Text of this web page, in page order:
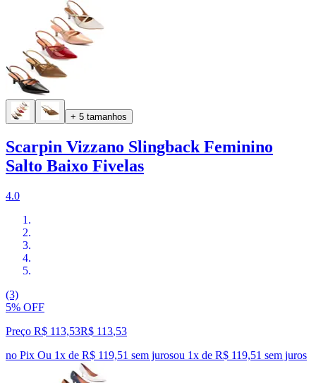
+ 5 tamanhos
Scarpin Vizzano Slingback Feminino
Salto Baixo Fivelas
4.0
(3)
5% OFF
Preço R$ 113,53R$ 113,53
no Pix Ou 1x de R$ 119,51 sem jurosou 1x de R$ 119,51 sem juros